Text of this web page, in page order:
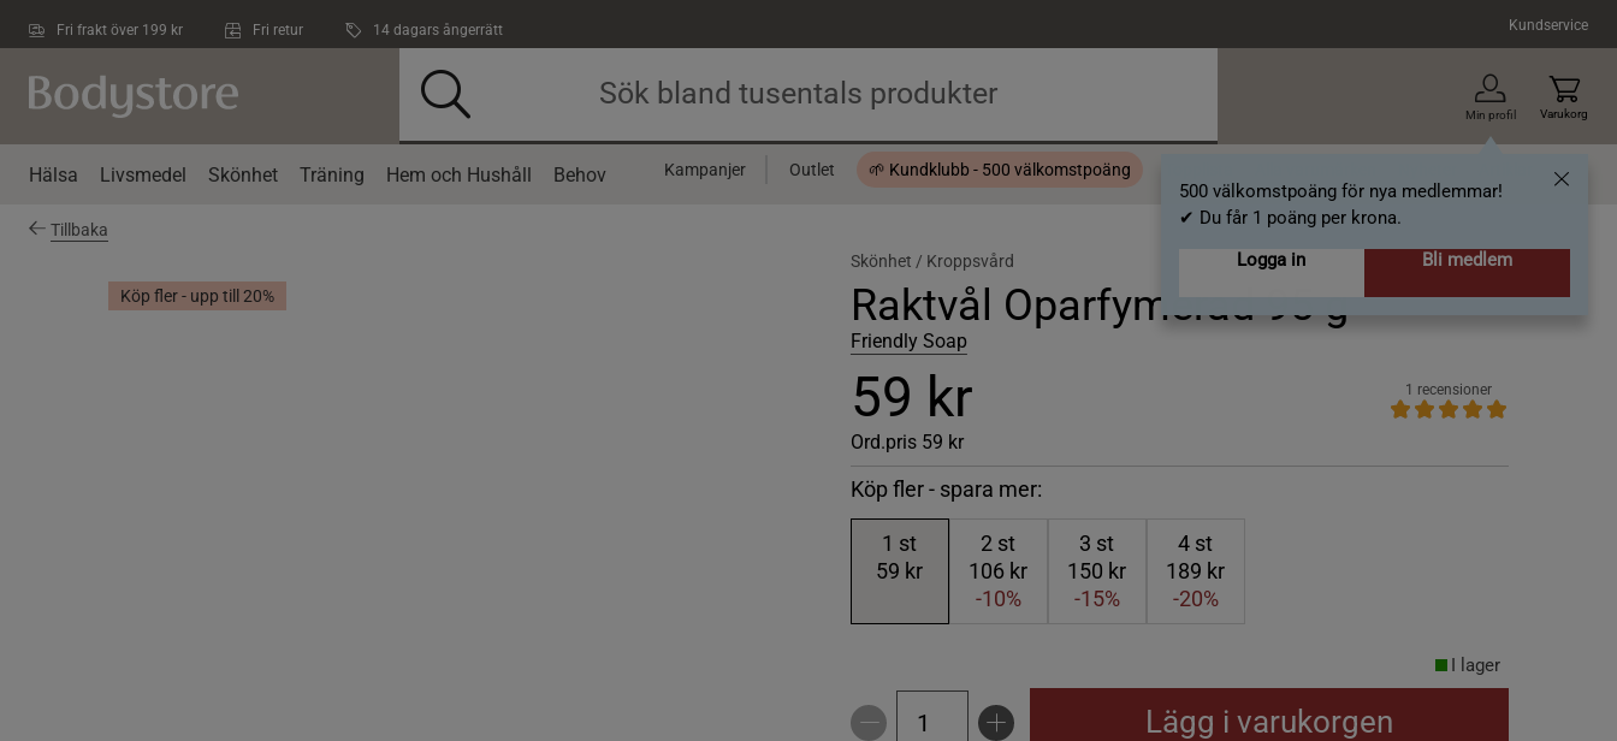
Fri frakt över 199 kr Fri retur 14 dagars ångerrätt Kundservice
Min profil
500 välkomstpoäng för nya medlemmar!
✔ Du får 1 poäng per krona.
Logga in
Bli medlem
Varukorg
Hälsa Livsmedel Skönhet Träning Hem och Hushåll Behov Kampanjer Outlet 🌱 Kundklubb - 500 välkomstpoäng
Tillbaka
Köp fler - upp till 20%
Skönhet / Kroppsvård
Raktvål Oparfymerad 95 g
Friendly Soap
59 kr
Ord.pris 59 kr
1 recensioner
Köp fler - spara mer:
1 st
59 kr
2 st
106 kr
-10%
3 st
150 kr
-15%
4 st
189 kr
-20%
I lager
Lägg i varukorgen